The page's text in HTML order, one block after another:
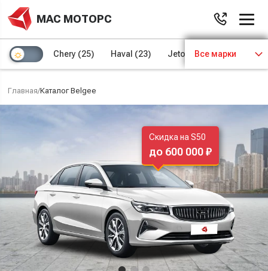
МАС МОТОРС
Chery (25) Haval (23) Jetour (8) Kaiyi (4)
Все марки
Главная/Каталог Belgee
Скидка на S50
до 600 000 ₽